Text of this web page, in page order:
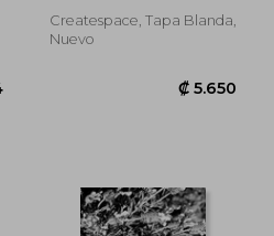
Createspace, Tapa Blanda,
Nuevo